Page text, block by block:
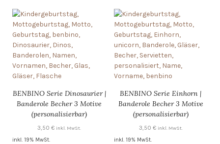
BENBINO Serie Dinosaurier |
Banderole Becher 3 Motive
(personalisierbar)
3,50€ inkl. MwSt.
inkl. 19% MwSt.
BENBINO Serie Einhorn |
Banderole Becher 3 Motive
(personalisierbar)
3,50 € inkl. MwSt.
inkl. 19% MwSt.